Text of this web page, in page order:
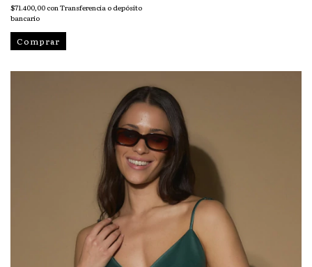
$71.400,00 con Transferencia o depósito
bancario
Comprar